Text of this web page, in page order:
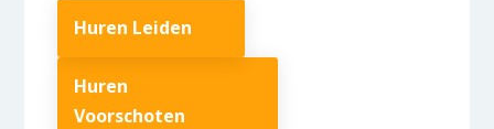
Huren Leiden
Huren
Voorschoten